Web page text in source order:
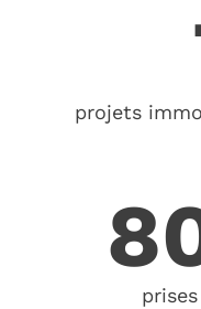
projets